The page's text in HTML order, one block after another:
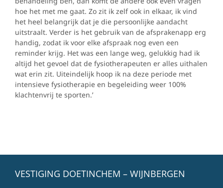
hoe het met me gaat. Zo zit ik zelf ook in elkaar, ik vind
het heel belangrijk dat je die persoonlijke aandacht
uitstraalt. Verder is het gebruik van de afsprakenapp erg
handig, zodat ik voor elke afspraak nog even een
reminder krijg. Het was een lange weg, gelukkig had ik
altijd het gevoel dat de fysiotherapeuten er alles uithalen
wat erin zit. Uiteindelijk hoop ik na deze periode met
intensieve fysiotherapie en begeleiding weer 100%
klachtenvrij te sporten.’
VESTIGING DOETINCHEM – WIJNBERGEN